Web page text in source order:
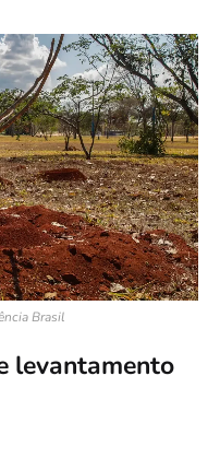
Brasil
levantamento